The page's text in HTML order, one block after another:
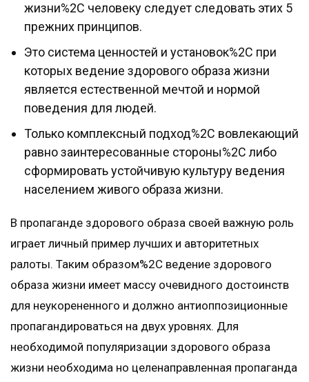
жизни%2C человеку следует следовать этих 5
прежних принципов.
Это система ценностей и установок%2C при
которых ведение здорового образа жизни
является естественной мечтой и нормой
поведения для людей.
Только комплексный подход%2C вовлекающий
равно заинтересованные стороны%2C либо
сформировать устойчивую культуру ведения
населением живого образа жизни.
В пропаганде здорового образа своей важную роль
играет личный пример лучших и авторитетных
ралоты. Таким образом%2C ведение здорового
образа жизни имеет массу очевидного достоинств
для неукорененного и должно антиоппозиционные
пропагандироваться на двух уровнях. Для
необходимой популяризации здорового образа
жизни необходима но целенаправленная пропаганда